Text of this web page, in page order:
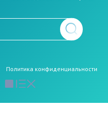
Политикa конфиденциальности